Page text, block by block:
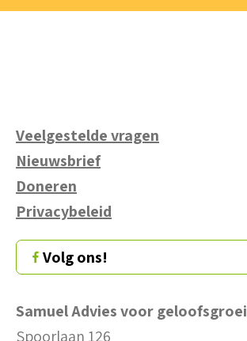
Veelgestelde vragen
Nieuwsbrief
Doneren
Privacybeleid
Volg ons!
Samuel Advies voor geloofsgroei
Spoorlaan 126